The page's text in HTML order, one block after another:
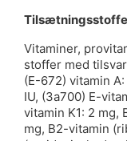
Vitaminer,
stoffer med
(E-672) vitamin
IU, (3a700) E-
vitamin K1: 2 mg,
mg, B2-vitamin